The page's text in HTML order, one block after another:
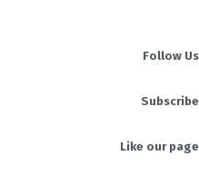
Follow Us
Subscribe
Like our page